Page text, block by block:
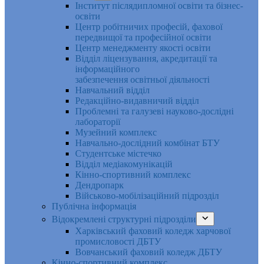
Інститут післядипломної освіти та бізнес-
освіти
Центр робітничих професій, фахової
передвищої та професійної освіти
Центр менеджменту якості освіти
Відділ ліцензування, акредитації та
інформаційного
забезпечення освітньої діяльності
Навчальний відділ
Редакційно-видавничий відділ
Проблемні та галузеві науково-дослідні
лабораторії
Музейний комплекс
Навчально-дослідний комбінат БТУ
Студентське містечко
Відділ медіакомунікацій
Кінно-спортивний комплекс
Дендропарк
Військово-мобілізаційний підрозділ
Публічна інформація
Відокремлені структурні підрозділи
Харківський фаховий коледж харчової
промисловості ДБТУ
Вовчанський фаховий коледж ДБТУ